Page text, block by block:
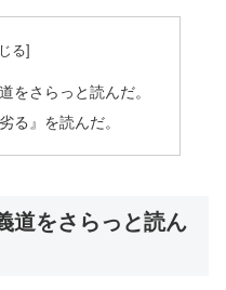
をさらっと読んだ。
る』を読んだ。
道をさらっと読ん